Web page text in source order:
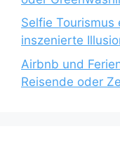
Selfie Tourismus
inszenierte
Airbnb und
Reisende oder